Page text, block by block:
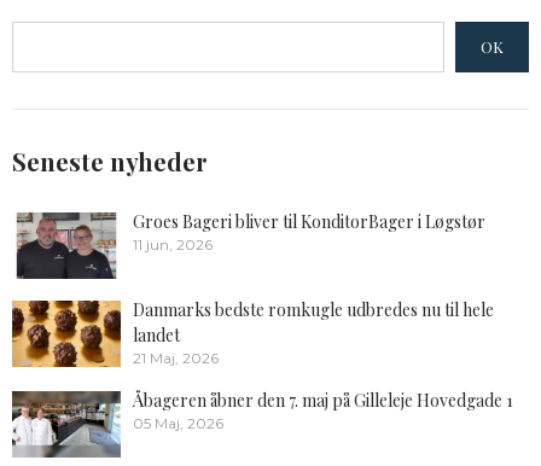
OK
Seneste nyheder
Groes Bageri bliver til KonditorBager i Løgstør
11 jun, 2026
Danmarks bedste romkugle udbredes nu til hele
landet
21 Maj, 2026
Åbageren åbner den 7. maj på Gilleleje Hovedgade 1
05 Maj, 2026